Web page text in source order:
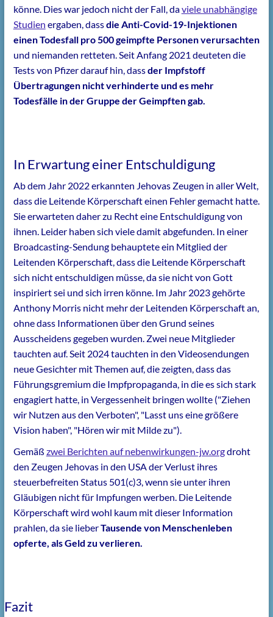
könne. Dies war jedoch nicht der Fall, daviele unabhängige
Studien ergaben, dassdie Anti-Covid-19-Injektionen
einen Todesfall pro 500 geimpfte Personen verursachten
und niemanden retteten. Seit Anfang 2021 deuteten die
Tests von Pfizer darauf hin, dassder Impfstoff
Übertragungen nicht verhinderte und es mehr
Todesfälle in der Gruppe der Geimpften gab.
In Erwartung einer Entschuldigung
Ab dem Jahr 2022 erkannten Jehovas Zeugen in aller Welt,
dass die Leitende Körperschaft einen Fehler gemacht hatte.
Sie erwarteten daher zu Recht eine Entschuldigung von
ihnen. Leider haben sich viele damit abgefunden. In einer
Broadcasting-Sendung behauptete ein Mitglied der
Leitenden Körperschaft, dass die Leitende Körperschaft
sich nicht entschuldigen müsse, da sie nicht von Gott
inspiriert sei und sich irren könne. Im Jahr 2023 gehörte
Anthony Morris nicht mehr der Leitenden Körperschaft an,
ohne dass Informationen über den Grund seines
Ausscheidens gegeben wurden. Zwei neue Mitglieder
tauchten auf. Seit 2024 tauchten in den Videosendungen
neue Gesichter mit Themen auf, die zeigten, dass das
Führungsgremium die Impfpropaganda, in die es sich stark
engagiert hatte, in Vergessenheit bringen wollte ("Ziehen
wir Nutzen aus den Verboten", "Lasst uns eine größere
Vision haben", "Hören wir mit Milde zu").
Gemäß zwei Berichten auf nebenwirkungen-jw.orgdroht
den Zeugen Jehovas in den USA der Verlust ihres
steuerbefreiten Status 501(c)3, wenn sie unter ihren
Gläubigen nicht für Impfungen werben. Die Leitende
Körperschaft wird wohl kaum mit dieser Information
prahlen, da sie lieberTausende von Menschenleben
opferte, als Geld zu verlieren.
Fazit